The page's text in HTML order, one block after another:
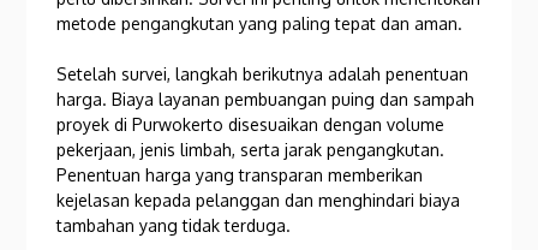
metode pengangkutan yang paling tepat dan aman.
Setelah survei, langkah berikutnya adalah penentuan
harga. Biaya layanan pembuangan puing dan sampah
proyek di Purwokerto disesuaikan dengan volume
pekerjaan, jenis limbah, serta jarak pengangkutan.
Penentuan harga yang transparan memberikan
kejelasan kepada pelanggan dan menghindari biaya
tambahan yang tidak terduga.